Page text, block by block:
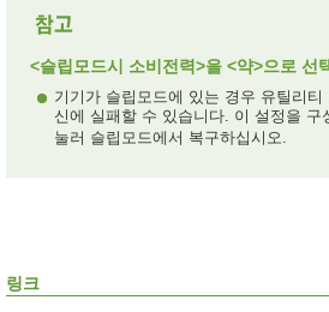
<슬립모드시 소비전력>을 <약>으로 선
기기가 슬립모드에 있는 경우 유틸리
신에 실패할 수 있습니다. 이 설정을 구
눌러 슬립모드에서 복구하십시오.
링크